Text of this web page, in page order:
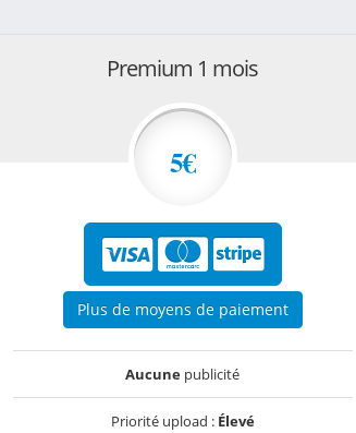
Premium 1 mois
5€
Plus de moyens de paiement
Aucune publicité
Priorité upload : Élevé